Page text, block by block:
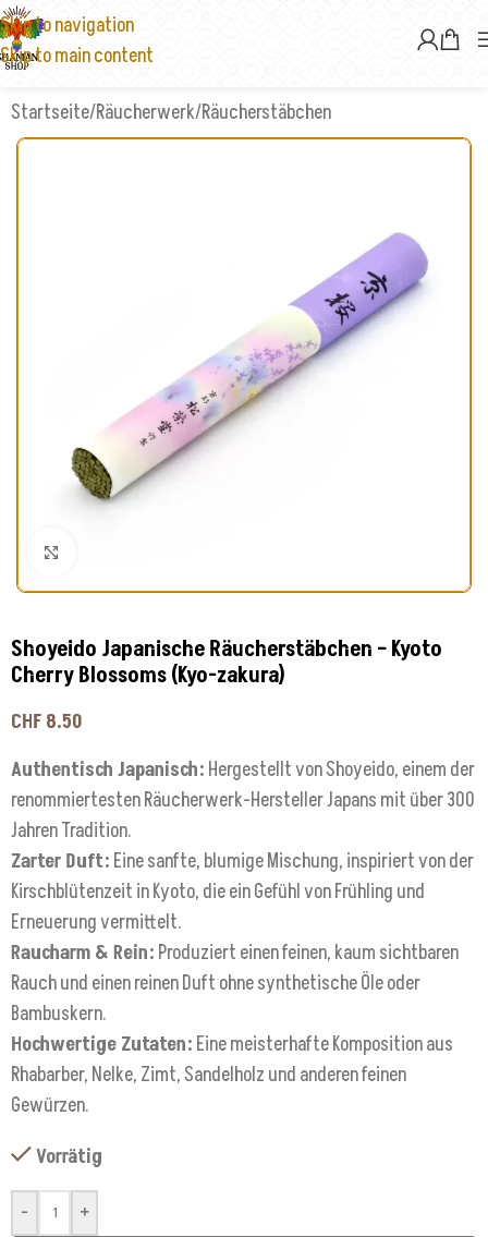
Skip to navigation
Skip to main content
Startseite/Räucherwerk/Räucherstäbchen
Shoyeido Japanische Räucherstäbchen – Kyoto
Cherry Blossoms (Kyo-zakura)
CHF 8.50
Authentisch Japanisch: Hergestellt von Shoyeido, einem der
renommiertesten Räucherwerk-Hersteller Japans mit über 300
Jahren Tradition.
Zarter Duft: Eine sanfte, blumige Mischung, inspiriert von der
Kirschblütenzeit in Kyoto, die ein Gefühl von Frühling und
Erneuerung vermittelt.
Raucharm & Rein: Produziert einen feinen, kaum sichtbaren
Rauch und einen reinen Duft ohne synthetische Öle oder
Bambuskern.
Hochwertige Zutaten: Eine meisterhafte Komposition aus
Rhabarber, Nelke, Zimt, Sandelholz und anderen feinen
Gewürzen.
Vorrätig
- +